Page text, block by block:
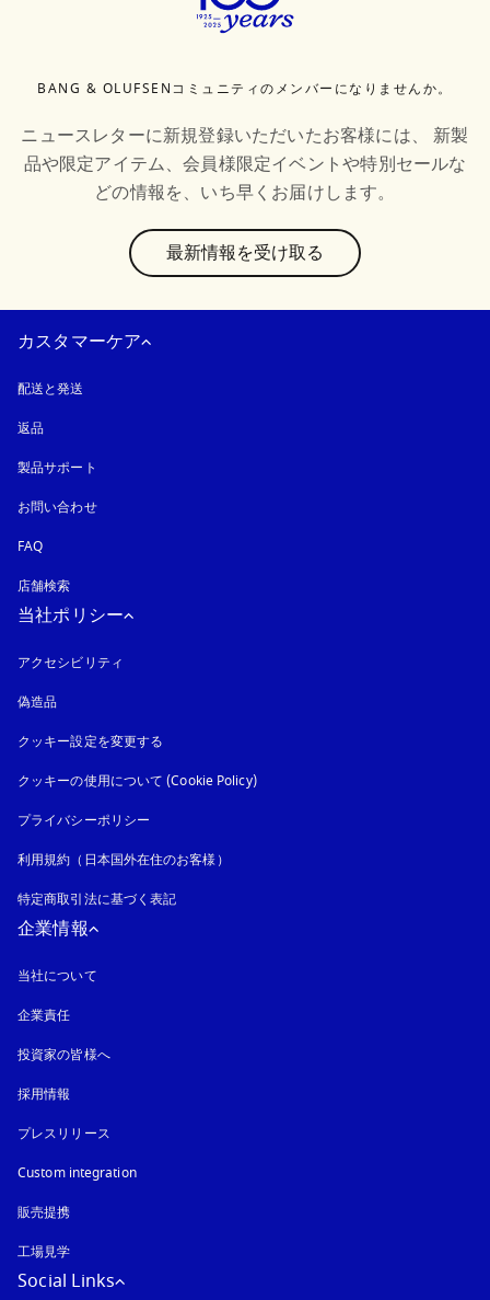
BANG & OLUFSENコミュニティのメンバーになりませんか。
ニュースレターに新規登録いただいたお客様には、 新製
品や限定アイテム、会員様限定イベントや特別セールな
どの情報を、いち早くお届けします。
最新情報を受け取る
カスタマーケア
配送と発送
返品
製品サポート
お問い合わせ
FAQ
店舗検索
当社ポリシー
アクセシビリティ
偽造品
クッキー設定を変更する
クッキーの使用について (Cookie Policy)新しいタブに表示されます
プライバシーポリシー
利用規約（日本国外在住のお客様）
特定商取引法に基づく表記
企業情報
当社について
企業責任
投資家の皆様へ
採用情報
プレスリリース
Custom integration
販売提携
工場見学
Social Links